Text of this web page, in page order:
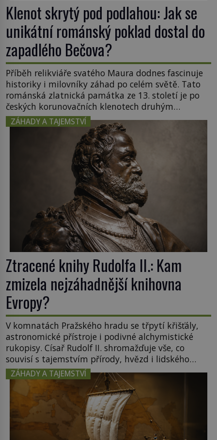
Klenot skrytý pod podlahou: Jak se
unikátní románský poklad dostal do
zapadlého Bečova?
Příběh relikviáře svatého Maura dodnes fascinuje
historiky i milovníky záhad po celém světě. Tato
románská zlatnická památka ze 13. století je po
českých korunovačních klenotech druhým
nejcennějším movitým majetkem v České
republice. Přestože byl klenot v roce 1985 po
dramatickém pátrání kriminalistů úspěšně
nalezen, jeho minulost stále obestírá hustá mlha.
Otázky, jak přesně se tato […]
ZÁHADY A TAJEMSTVÍ
Ztracené knihy Rudolfa II.: Kam
zmizela nejzáhadnější knihovna
Evropy?
V komnatách Pražského hradu se třpytí křišťály,
astronomické přístroje i podivné alchymistické
rukopisy. Císař Rudolf II. shromažďuje vše, co
souvisí s tajemstvím přírody, hvězd i lidského
poznání. Jenže po jeho smrti se jeho slavné sbírky
začínají rozpadat a část z nich mizí navždy. Kdo
odnesl nejvzácnější knihy? A existují ještě někde
zapomenuté rukopisy, které nikdo […]
ZÁHADY A TAJEMSTVÍ